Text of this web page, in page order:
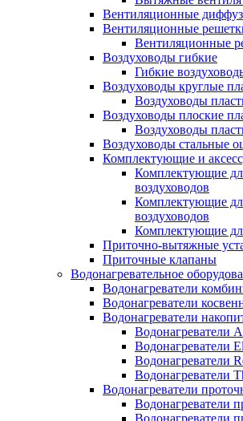
Вентиляционные
Вентиляционные
Вентиляционные
Воздуховоды гибкие
Гибкие
Воздуховоды круглые
Воздуховоды
Воздуховоды плоские
Воздуховоды
Воздуховоды стальные
Комплектующие и
Комплектующие
воздуховодов
Комплектующие
воздуховодов
Комплектующие
Приточно-вытяжные
Приточные клапаны
Водонагревательное
Водонагреватели
Водонагреватели
Водонагреватели
Водонагреватели
Водонагреватели
Водонагреватели
Водонагреватели
Водонагреватели
Водонагреватели